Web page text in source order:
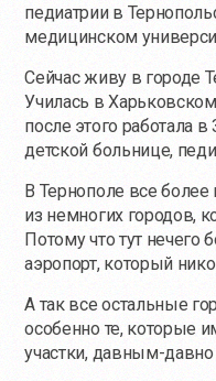
педиатрии в
медицинском
Сейчас живу в городе
Училась в
после этого работала
детской больнице,
В Тернополе все
из немногих городов,
Потому что тут нечего
аэропорт, который
А так все остальные
особенно те, которые
участки, давным-